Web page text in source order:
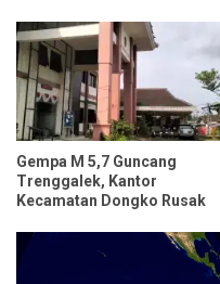
Gempa M 5,7 Guncang
Trenggalek, Kantor
Kecamatan Dongko Rusak